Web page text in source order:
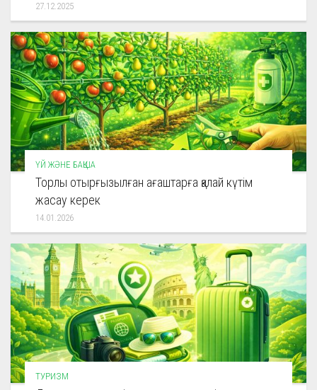
27.12.2025
ҮЙ ЖӘНЕ БАҚША
Торлы отырғызылған ағаштарға қалай күтім
жасау керек
14.01.2026
ТУРИЗМ